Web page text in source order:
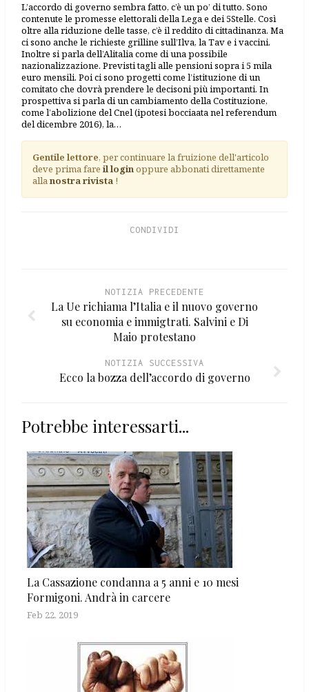
L’accordo di governo sembra fatto, c’è un po’ di tutto. Sono
contenute le promesse elettorali della Lega e dei 5Stelle. Così
oltre alla riduzione delle tasse, c’è il reddito di cittadinanza. Ma
ci sono anche le richieste grilline sull’Ilva, la Tav e i vaccini.
Inoltre si parla dell’Alitalia come di una possibile
nazionalizzazione. Previsti tagli alle pensioni sopra i 5 mila
euro mensili. Poi ci sono progetti come l’istituzione di un
comitato che dovrà prendere le decisoni più importanti. In
prospettiva si parla di un cambiamento della Costituzione,
come l’abolizione del Cnel (ipotesi bocciaata nel referendum
del dicembre 2016), la…
Gentile lettore, per continuare la fruizione dell'articolo
deve prima fare il loginoppure abbonati direttamente
allanostra rivista !
CONDIVIDI
NOTIZIA PRECEDENTE
La Ue richiama l’Italia e il nuovo governo
su economia e immigtrati. Salvini e Di
Maio protestano
NOTIZIA SUCCESSIVA
Ecco la bozza dell’accordo di governo
Potrebbe interessarti...
La Cassazione condanna a 5 anni e 10 mesi
Formigoni. Andrà in carcere
Feb 22, 2019